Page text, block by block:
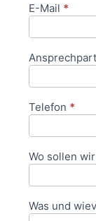
E-Mail *
Telefon *
Wo sollen
Was und